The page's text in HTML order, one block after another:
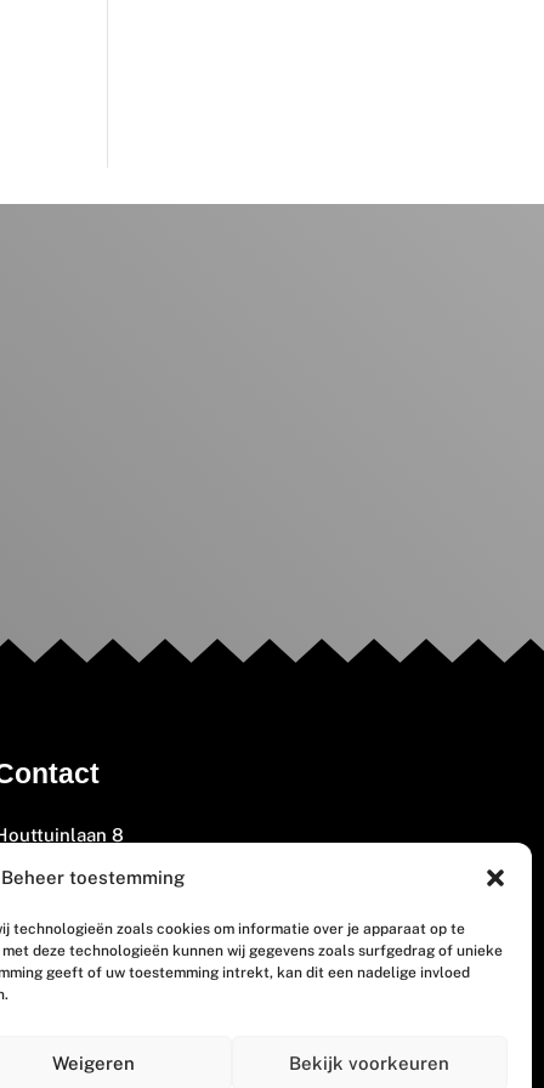
Beheer toestemming
technologieën zoals cookies om informatie over je apparaat op te
deze technologieën kunnen wij gegevens zoals surfgedrag of unieke
geeft of uw toestemming intrekt, kan dit een nadelige invloed
Weigeren Bekijk voorkeuren
8
3447 GM Woerden
(0348) 405 200
disclaimer en copyright